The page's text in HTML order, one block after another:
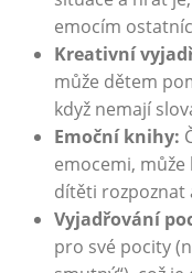
emocím
Kreativní
může dětem
když nemají
Emoční knihy:
emocemi,
dítěti rozpoznat
Vyjadřování
pro své pocity